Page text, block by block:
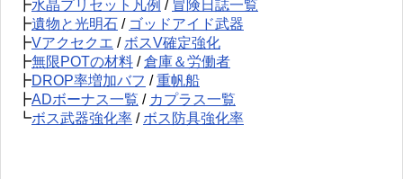
┣水晶プリセット凡例 / 冒険日誌一覧
┣遺物と光明石 / ゴッドアイド武器
┣Vアクセクエ /ボスV確定強化
┣無限POTの材料 /倉庫＆労働者
┣DROP率増加バフ /重帆船
┣ADボーナス一覧 / カプラス一覧
┗ボス武器強化率 /ボス防具強化率